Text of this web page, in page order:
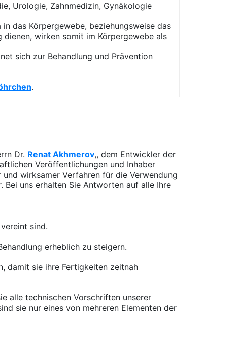
Urologie, Zahnmedizin, Gynäkologie
das Körpergewebe, beziehungsweise das
wirken somit im Körpergewebe als
sich zur Behandlung und Prävention
.
Dr. Renat Akhmerov,, dem Entwickler der
Veröffentlichungen und Inhaber
wirksamer Verfahren für die Verwendung
uns erhalten Sie Antworten auf alle Ihre
sind.
erheblich zu steigern.
damit sie ihre Fertigkeiten zeitnah
alle technischen Vorschriften unserer
sie nur eines von mehreren Elementen der